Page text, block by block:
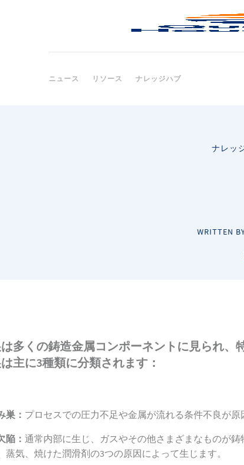
ニュース リソース ナレッジハブ
ナレッ
WRITTEN
多くの鋳造金属コンポーネントに見られ、
主に3種類に分類されます：
巣： プロセスでの圧力不足や金属が流れる条件不良が原
陥： 通常内部に生じ、ガスやその他さまざまなものが
蒸気、焼けた潤滑剤の3つの原因によって生じます。